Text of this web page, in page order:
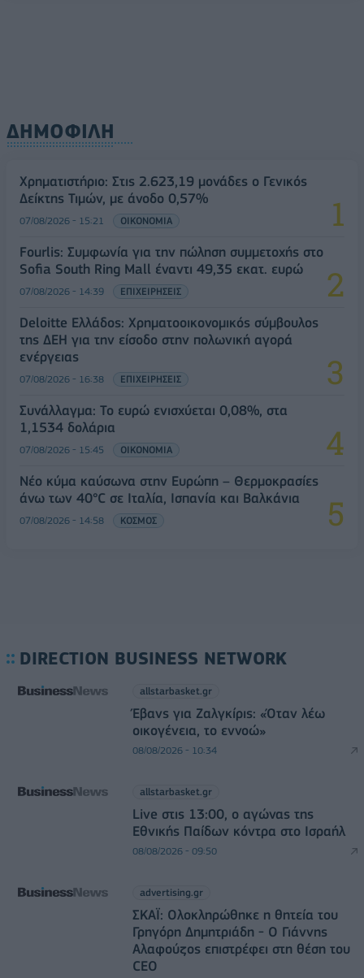
ΔΗΜΟΦΙΛΗ
Χρηματιστήριο: Στις 2.623,19 μονάδες ο Γενικός
Δείκτης Τιμών, με άνοδο 0,57%
07/08/2026 - 15:21 ΟΙΚΟΝΟΜΙΑ
Fourlis: Συμφωνία για την πώληση συμμετοχής στο
Sofia South Ring Mall έναντι 49,35 εκατ. ευρώ
07/08/2026 - 14:39 ΕΠΙΧΕΙΡΗΣΕΙΣ
Deloitte Ελλάδος: Χρηματοοικονομικός σύμβουλος
της ΔΕΗ για την είσοδο στην πολωνική αγορά
ενέργειας
07/08/2026 - 16:38 ΕΠΙΧΕΙΡΗΣΕΙΣ
Συνάλλαγμα: Το ευρώ ενισχύεται 0,08%, στα
1,1534 δολάρια
07/08/2026 - 15:45 ΟΙΚΟΝΟΜΙΑ
Νέο κύμα καύσωνα στην Ευρώπη – Θερμοκρασίες
άνω των 40°C σε Ιταλία, Ισπανία και Βαλκάνια
07/08/2026 - 14:58 ΚΟΣΜΟΣ
DIRECTION BUSINESS NETWORK
allstarbasket.gr
Έβανς για Ζαλγκίρις: «Όταν λέω
οικογένεια, το εννοώ»
08/08/2026 - 10:34
allstarbasket.gr
Live στις 13:00, ο αγώνας της
Εθνικής Παίδων κόντρα στο Ισραήλ
08/08/2026 - 09:50
advertising.gr
ΣΚΑΪ: Ολοκληρώθηκε η θητεία του
Γρηγόρη Δημητριάδη - Ο Γιάννης
Αλαφούζος επιστρέφει στη θέση του
CEO